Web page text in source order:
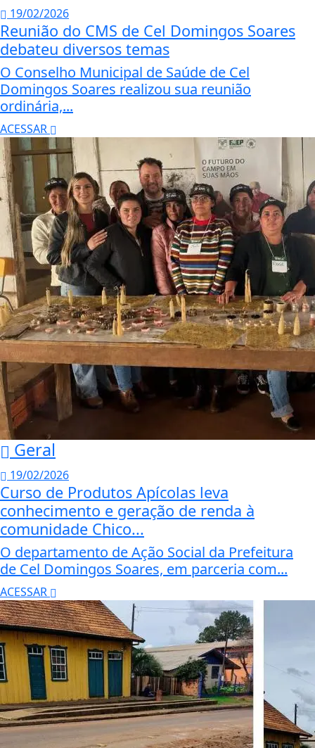
19/02/2026
Reunião do CMS de Cel Domingos Soares
debateu diversos temas
O Conselho Municipal de Saúde de Cel
Domingos Soares realizou sua reunião
ordinária,...
ACESSAR
Geral
19/02/2026
Curso de Produtos Apícolas leva
conhecimento e geração de renda à
comunidade Chico...
O departamento de Ação Social da Prefeitura
de Cel Domingos Soares, em parceria com...
ACESSAR